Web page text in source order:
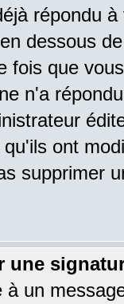
répondu
dessous
fois que
n'a
ont
supprimer
une
à un